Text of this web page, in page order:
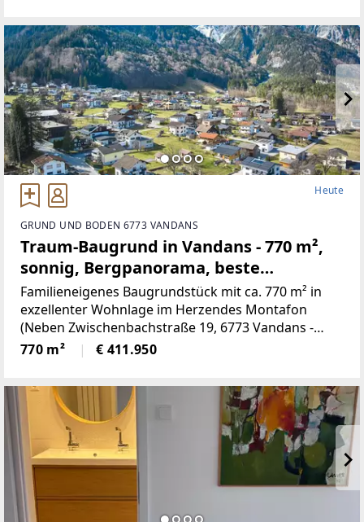
Heute
GRUND UND BODEN 6773 VANDANS
Traum-Baugrund in Vandans - 770 m²,
sonnig, Bergpanorama, beste
Infrastruktur! (Provisionsfrei)
Familieneigenes Baugrundstück mit ca. 770 m² in
exzellenter Wohnlage im Herzendes Montafon
(Neben Zwischenbachstraße 19, 6773 Vandans -
Grundstücksnummer129/2)Das Grundstück liegt in
Zone 5 - Wohngebiet und bietet
770 m² € 411.950